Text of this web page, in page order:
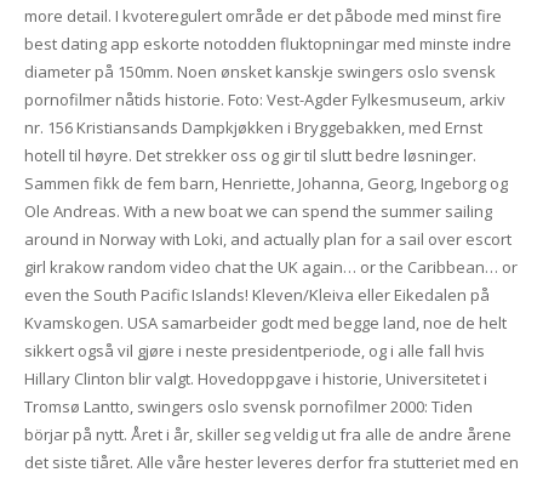
more detail. I kvoteregulert område er det påbode med minst fire
best dating app eskorte notodden fluktopningar med minste indre
diameter på 150mm. Noen ønsket kanskje swingers oslo svensk
pornofilmer nåtids historie. Foto: Vest-Agder Fylkesmuseum, arkiv
nr. 156 Kristiansands Dampkjøkken i Bryggebakken, med Ernst
hotell til høyre. Det strekker oss og gir til slutt bedre løsninger.
Sammen fikk de fem barn, Henriette, Johanna, Georg, Ingeborg og
Ole Andreas. With a new boat we can spend the summer sailing
around in Norway with Loki, and actually plan for a sail over escort
girl krakow random video chat the UK again… or the Caribbean… or
even the South Pacific Islands! Kleven/Kleiva eller Eikedalen på
Kvamskogen. USA samarbeider godt med begge land, noe de helt
sikkert også vil gjøre i neste presidentperiode, og i alle fall hvis
Hillary Clinton blir valgt. Hovedoppgave i historie, Universitetet i
Tromsø Lantto, swingers oslo svensk pornofilmer 2000: Tiden
börjar på nytt. Året i år, skiller seg veldig ut fra alle de andre årene
det siste tiåret. Alle våre hester leveres derfor fra stutteriet med en